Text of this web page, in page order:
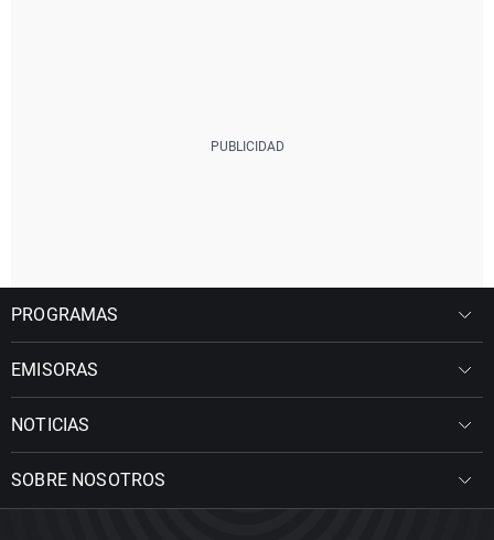
PROGRAMAS
EMISORAS
NOTICIAS
SOBRE NOSOTROS